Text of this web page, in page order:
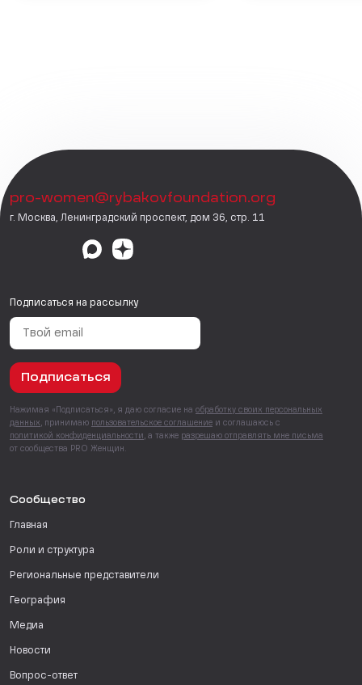
pro-women@rybakovfoundation.org
г. Москва, Ленинградский проспект, дом 36, стр. 11
Подписаться на рассылку
Подписаться
Нажимая «Подписаться», я даю согласие на обработку своих персональных
данных , принимаю пользовательское соглашение и соглашаюсь с
политикой конфиденциальности , а также разрешаю отправлять мне письма
от сообщества PRO Женщин.
Сообщество
Главная
Роли и структура
Региональные представители
География
Медиа
Новости
Вопрос-ответ